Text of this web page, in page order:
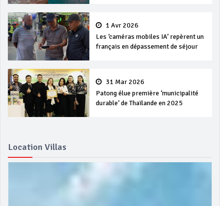
1 Avr 2026
Les ‘caméras mobiles IA’ repèrent un
français en dépassement de séjour
31 Mar 2026
Patong élue première ‘municipalité
durable’ de Thaïlande en 2025
Location Villas